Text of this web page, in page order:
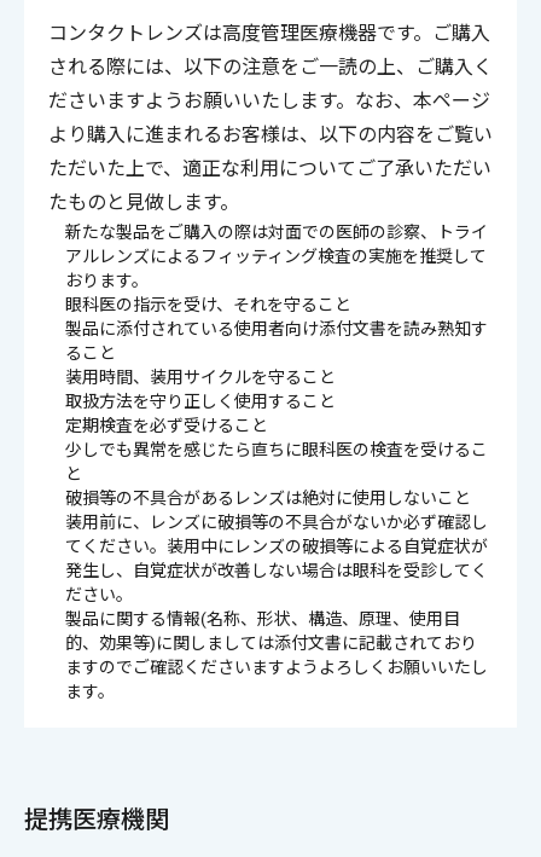
コンタクトレンズは高度管理医療機器です。ご購入
される際には、以下の注意をご一読の上、ご購入く
ださいますようお願いいたします。なお、本ページ
より購入に進まれるお客様は、以下の内容をご覧い
ただいた上で、適正な利用についてご了承いただい
たものと見做します。
新たな製品をご購入の際は対面での医師の診察、トライ
アルレンズによるフィッティング検査の実施を推奨して
おります。
眼科医の指示を受け、それを守ること
製品に添付されている使用者向け添付文書を読み熟知す
ること
装用時間、装用サイクルを守ること
取扱方法を守り正しく使用すること
定期検査を必ず受けること
少しでも異常を感じたら直ちに眼科医の検査を受けるこ
と
破損等の不具合があるレンズは絶対に使用しないこと
装用前に、レンズに破損等の不具合がないか必ず確認し
てください。装用中にレンズの破損等による自覚症状が
発生し、自覚症状が改善しない場合は眼科を受診してく
ださい。
製品に関する情報(名称、形状、構造、原理、使用目
的、効果等)に関しましては添付文書に記載されており
ますのでご確認くださいますようよろしくお願いいたし
ます。
提携医療機関